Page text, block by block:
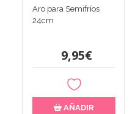
Aro para Semifríos
24cm
9,95€
AÑADIR